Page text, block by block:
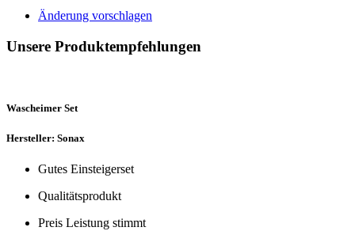
Änderung vorschlagen
Unsere Produktempfehlungen
Wascheimer Set
Hersteller: Sonax
Gutes Einsteigerset
Qualitätsprodukt
Preis Leistung stimmt